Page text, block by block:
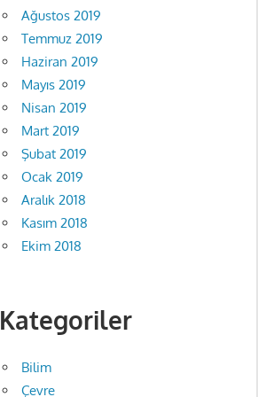
Ağustos 2019
Temmuz 2019
Haziran 2019
Mayıs 2019
Nisan 2019
Mart 2019
Şubat 2019
Ocak 2019
Aralık 2018
Kasım 2018
Ekim 2018
Kategoriler
Bilim
Çevre